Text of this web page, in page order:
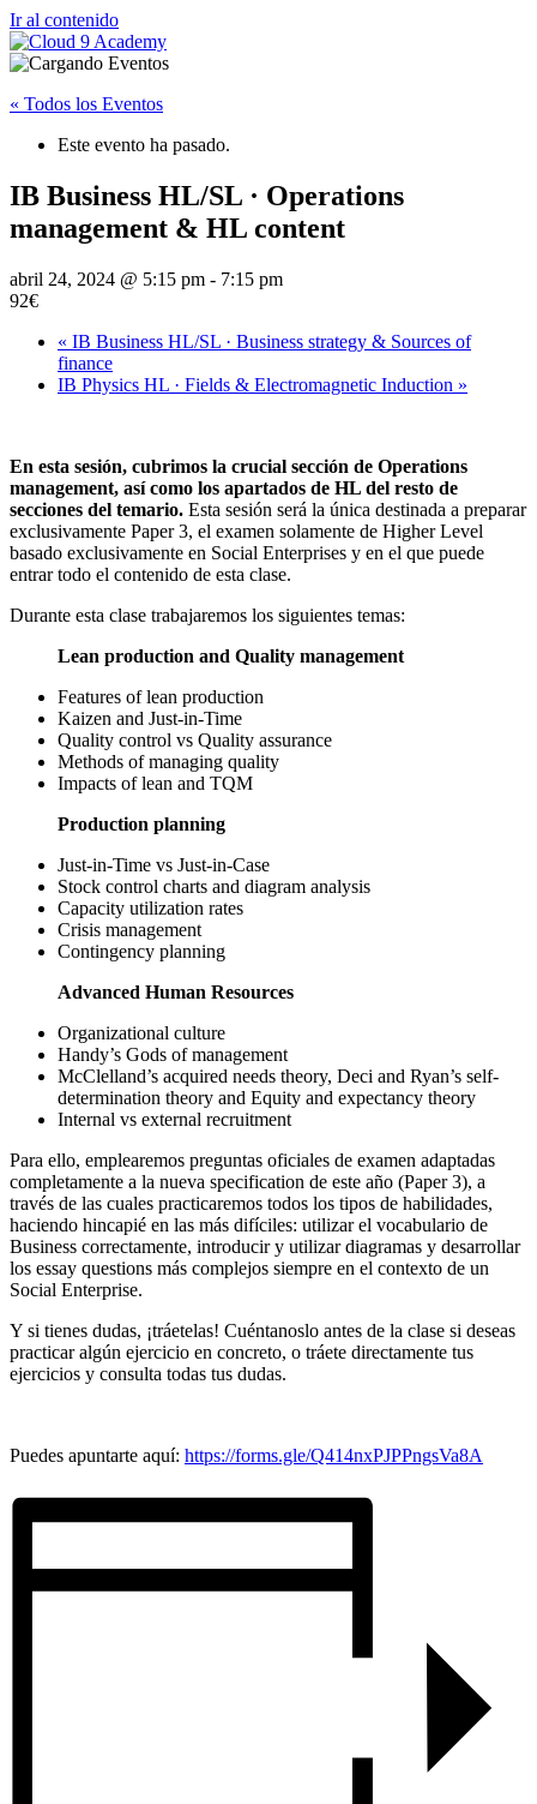
Ir al contenido
« Todos los Eventos
Este evento ha pasado.
IB Business HL/SL · Operations
management & HL content
abril 24, 2024 @ 5:15 pm - 7:15 pm
92€
« IB Business HL/SL · Business strategy & Sources of
finance
IB Physics HL · Fields & Electromagnetic Induction »
En esta sesión, cubrimos la crucial sección de Operations
management, así como los apartados de HL del resto de
secciones del temario. Esta sesión será la única destinada a preparar
exclusivamente Paper 3, el examen solamente de Higher Level
basado exclusivamente en Social Enterprises y en el que puede
entrar todo el contenido de esta clase.
Durante esta clase trabajaremos los siguientes temas:
Lean production and Quality management
Features of lean production
Kaizen and Just-in-Time
Quality control vs Quality assurance
Methods of managing quality
Impacts of lean and TQM
Production planning
Just-in-Time vs Just-in-Case
Stock control charts and diagram analysis
Capacity utilization rates
Crisis management
Contingency planning
Advanced Human Resources
Organizational culture
Handy’s Gods of management
McClelland’s acquired needs theory, Deci and Ryan’s self-
determination theory and Equity and expectancy theory
Internal vs external recruitment
Para ello, emplearemos preguntas oficiales de examen adaptadas
completamente a la nueva specification de este año (Paper 3), a
través de las cuales practicaremos todos los tipos de habilidades,
haciendo hincapié en las más difíciles: utilizar el vocabulario de
Business correctamente, introducir y utilizar diagramas y desarrollar
los essay questions más complejos siempre en el contexto de un
Social Enterprise.
Y si tienes dudas, ¡tráetelas! Cuéntanoslo antes de la clase si deseas
practicar algún ejercicio en concreto, o tráete directamente tus
ejercicios y consulta todas tus dudas.
Puedes apuntarte aquí: https://forms.gle/Q414nxPJPPngsVa8A